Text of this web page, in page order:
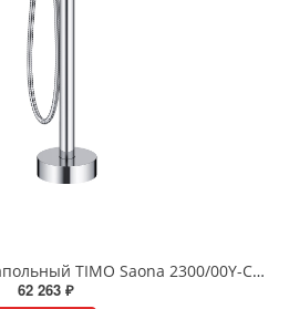
Смеситель для ванны напольный TIMO Saona 2300/00Y-CR хром
62 263 ₽